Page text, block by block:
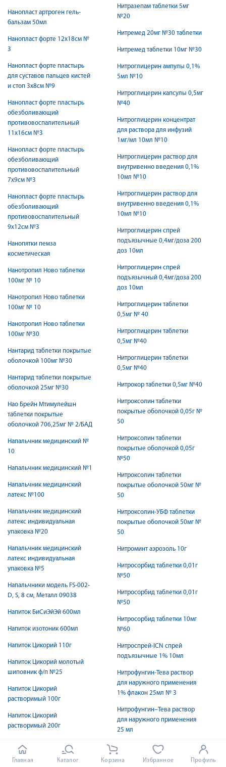
Нанопласт артроген гель-
бальзам 50мл
Нанопласт форте 12х18см №
3
Нанопласт форте пластырь
для суставов пальцев кистей
и стоп 3х8см №9
Нанопласт форте пластырь
обезболивающий
противовоспалительный
11х16см №3
Нанопласт форте пластырь
обезболивающий
противовоспалительный
7х9см №3
Нанопласт форте пластырь
обезболивающий
противовоспалительный
9х12см №3
Нанопятки пемза
косметическая
Нанотропил Ново таблетки
100мг № 10
Нанотропил Ново таблетки
100мг № 10
Нанотропил Ново таблетки
100мг №30
Нантарид таблетки покрытые
оболочкой 100мг №30
Нантарид таблетки покрытые
оболочкой 25мг №30
Нао Брейн Мтимулейшн
таблетки покрытые
оболочкой 706,25мг № 2/БАД
Напальчник медицинский №
10
Напальчник медицинский №1
Напальчник медицинский
латекс №100
Напальчник медицинский
латекс индивидуальная
упаковка №20
Напальчник медицинский
латекс индивидуальная
упаковка №5
Напальчники модель FS-002-
D, S, 8 см, Металл 09038
Напиток БиСиЭйЭй 600мл
Напиток изотоник 600мл
Напиток Цикорий 110г
Напиток Цикорий молотый
шиповник ф/п №25
Напиток Цикорий
растворимый 100г
Напиток Цикорий
растворимый 200г
витамин C сух. быстрораств. с
3-х лет пак. 1г № 10
Нитразепам таблетки 5мг
№20
Нитремед 20мг №30 таблетки
Нитремед таблетки 10мг №30
Нитроглицерин ампулы 0,1%
5мл №10
Нитроглицерин капсулы 0,5мг
№40
Нитроглицерин концентрат
для раствора для инфузий
1мг/мл 10мл №10
Нитроглицерин раствор для
внутривенно введения 0,1%
10мл №10
Нитроглицерин раствор для
внутривенно введения 0,1%
10мл №10
Нитроглицерин спрей
подъязычные 0,4мг/доза 200
доз 10мл
Нитроглицерин спрей
подъязычный 0,4мг/доза 200
доз 10мл
Нитроглицерин таблетки
0,5мг № 40
Нитроглицерин таблетки
0,5мг №40
Нитроглицерин таблетки
0,5мг №40
Нитрокор таблетки 0,5мг №40
Нитроксолин таблетки
покрытые оболочкой 0,05г №
50
Нитроксолин таблетки
покрытые оболочкой 0,05г
№50
Нитроксолин таблетки
покрытые оболочкой 50мг №
50
Нитроксолин-УБФ таблетки
покрытые оболочкой 50мг №
50
Нитроминт аэрозоль 10г
Нитросорбид таблетки 0,01г
№50
Нитросорбид таблетки 0,01г
№50
Нитросорбид таблетки 10мг
№60
Нитроспрей-ICN спрей
подъязычные 1% 10мл
Нитрофунгин-Тева раствор
для наружного применения
1% флакон 25мл № 3
Нитрофунгин–Тева раствор
для наружного применения
25 мл
Нифедипин таблетки 10мг
№50
Главная Каталог Корзина Избранное Профиль